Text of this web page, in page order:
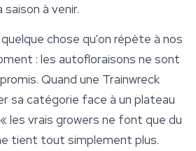
saison à venir.
chose qu'on répète à nos
: les autofloraisons ne sont
Quand une Trainwreck
sa catégorie face à un plateau
les vrais growers ne font que du
tient tout simplement plus.